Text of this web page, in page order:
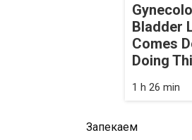
Bladder
Comes
Doing
1 h 26 min
Запекаем